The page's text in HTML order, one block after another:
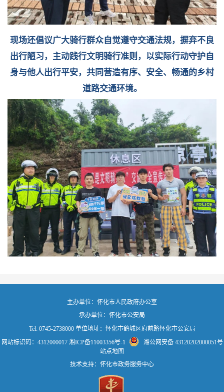
现场还倡议广大骑行群众自觉遵守交通法规，摒弃不良
出行陋习，主动践行文明骑行准则， 以实际行动守护自
身与他人出行平安，共同营造有序、安全、畅通的乡村
道路交通环境。
主办单位：怀化市人民政府办公室
承办单位：怀化市公安局
Tel: 0745-2738000 单位地址：怀化市鹤城区府前路怀化市公安局
网站标识码：4312000017 湘ICP备11003356号-1
湘公网安备 43120202000051号
站点地图
技术支持：怀化市政务服务中心